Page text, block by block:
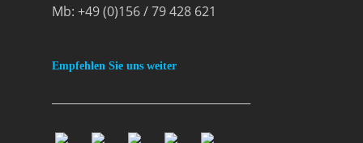
Mb: +49 (0)156 / 79 428 621
Empfehlen Sie uns weiter